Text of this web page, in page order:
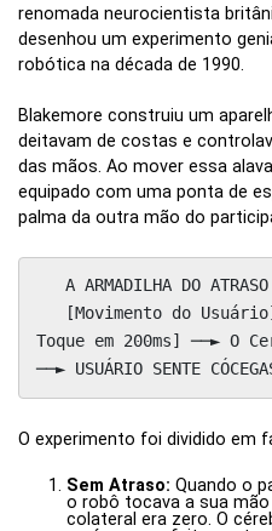
renomada neurocientista
desenhou um experimento
robótica na década de 1990.
Blakemore construiu um
deitavam de costas e
das mãos. Ao mover essa
equipado com uma ponta de
palma da outra mão do
   A ARMADILHA DO ATRASO ROBÓTICO:
Toque em 200ms] ──► O
O experimento foi dividido em
Sem Atraso: Quando o
o robô tocava a sua
colateral era zero. O